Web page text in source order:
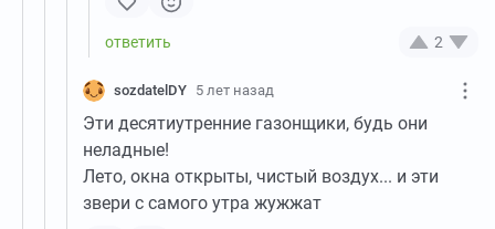
2
sozdatelDY 5 лет назад
Эти десятиутренние газонщики, будь они
неладные!
Лето, окна открыты, чистый воздух... и эти
звери с самого утра жужжат